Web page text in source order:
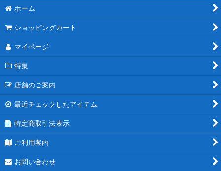
ホーム
ショッピングカート
マイページ
特集
店舗のご案内
最近チェックしたアイテム
特定商取引法表示
ご利用案内
お問い合わせ